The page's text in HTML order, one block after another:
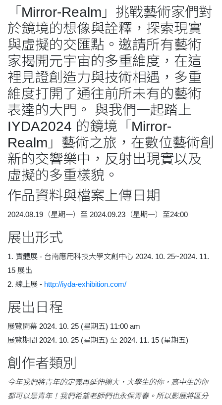
「Mirror-Realm」挑戰藝術家們對
於鏡境的想像與詮釋，探索現實
與虛擬的交匯點。邀請所有藝術
家揭開元宇宙的多重維度，在這
裡見證創造力與技術相遇，多重
維度打開了通往前所未有的藝術
表達的大門。 與我們一起踏上
IYDA2024 的鏡境「Mirror-
Realm」藝術之旅，在數位藝術創
新的交響樂中，反射出現實以及
虛擬的多重樣貌。
作品資料與檔案上傳日期
2024.08.19（星期一）至 2024.09.23（星期一）至24:00
展出形式
1. 實體展 - 台南應用科技大學文創中心 2024. 10. 25~2024. 11.
15 展出
2. 線上展 - http://iyda-exhibition.com/
展出日程
展覽開幕 2024. 10. 25 (星期五) 11:00 am
展覽期間 2024. 10. 25 (星期五) 至 2024. 11. 15 (星期五)
創作者類別
今年我們將青年的定義再延伸擴大，大學生的你，高中生的你
都可以是青年！我們希望老師們也永保青春。所以影展將區分